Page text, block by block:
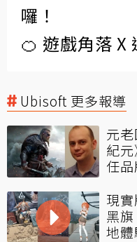
囉！
🍊 遊戲角落 X
Ubisoft 更多報導
元
紀
任
現
黑
地